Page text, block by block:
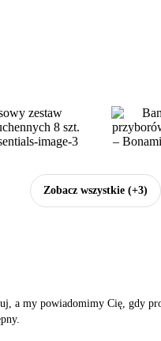
Zobacz wszystkie (+3)
a my powiadomimy Cię, gdy